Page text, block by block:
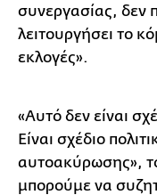
συνεργασίας, δεν
λειτουργήσει το
εκλογές».
«Αυτό δεν είναι
Είναι σχέδιο
αυτοακύρωσης»,
μπορούμε να